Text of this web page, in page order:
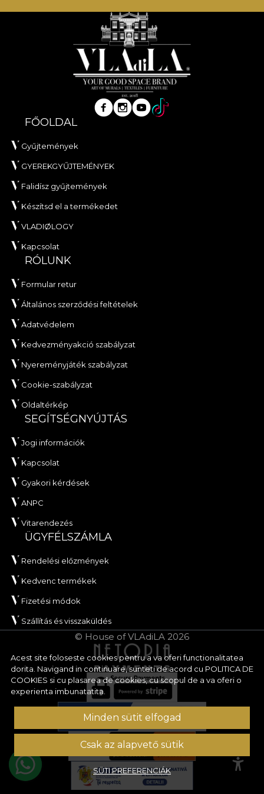
Acest site foloseste cookies pentru a va oferi functionalitatea
dorita. Navigand in continuare, sunteti de acord cu POLITICA DE
COOKIES si cu plasarea de cookies, cu scopul de a va oferi o
experienta imbunatatita.
Minden sütit elfogad
Csak az alapvető sütik
SÜTI PREFERENCIÁK
FŐOLDAL
Gyűjtemények
GYEREKGYŰJTEMÉNYEK
Falidísz gyűjtemények
Készítsd el a termékedet
VLADIØLOGY
Kapcsolat
RÓLUNK
Formular retur
Általános szerződési feltételek
Adatvédelem
Kedvezményakció szabályzat
Nyereményjáték szabályzat
Cookie-szabályzat
Oldaltérkép
SEGÍTSÉGNYÚJTÁS
Jogi információk
Kapcsolat
Gyakori kérdések
ANPC
Vitarendezés
ÜGYFÉLSZÁMLA
Rendelési előzmények
Kedvenc termékek
Fizetési módok
Szállítás és visszaküldés
© House of VLAdiLA 2026